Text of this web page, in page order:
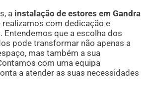
a instalação de estores em Gandra
realizamos com dedicação e
Entendemos que a escolha dos
pode transformar não apenas a
mas também a sua
com uma equipa
a atender as suas necessidades